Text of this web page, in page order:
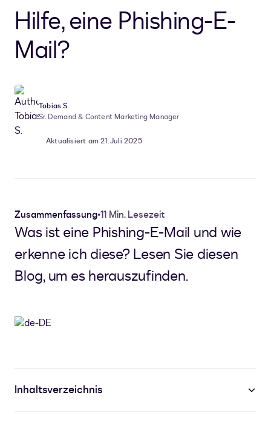
Hilfe, eine Phishing-E-
Mail?
Tobias S.
Sr. Demand & Content Marketing Manager
Aktualisiert am 21. Juli 2025
Zusammenfassung•11 Min. Lesezeit
Was ist eine Phishing-E-Mail und wie
erkenne ich diese? Lesen Sie diesen
Blog, um es herauszufinden.
Inhaltsverzeichnis